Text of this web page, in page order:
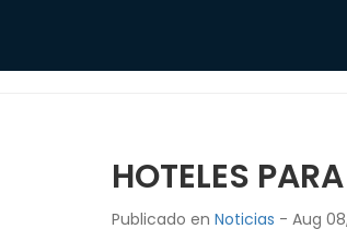
HOTELES
Publicado en Noticias - Aug